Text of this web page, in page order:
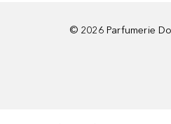
© 2026 Parfumerie